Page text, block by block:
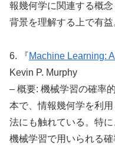
報幾何学に関連する概
背景を理解する上で有益
6. 『Machine Learning:
Kevin P. Murphy
– 概要: 機械学習の確率
本で、情報幾何学を利
法にも触れている。特
機械学習で用いられる